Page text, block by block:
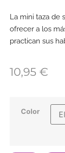
La mini taza de
ofrecer a los
practican sus
10,95 €
Color